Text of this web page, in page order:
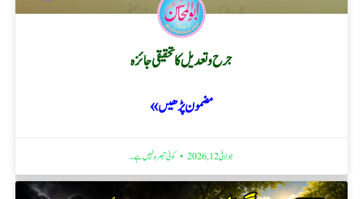
جرح و تعدیل کا تحقیقی جائزہ
مضمون پڑھیں »
جولائی 12, 2026 کوئی تبصرہ نہیں ہے۔